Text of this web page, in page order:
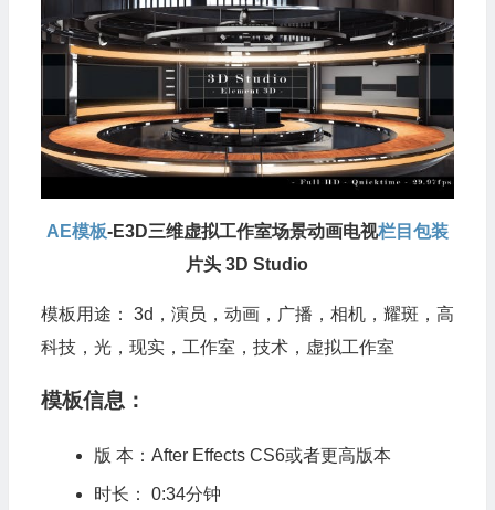
AE模板-E3D三维虚拟工作室场景动画电视栏目包装
片头 3D Studio
模板用途： 3d，演员，动画，广播，相机，耀斑，高
科技，光，现实，工作室，技术，虚拟工作室
模板信息：
版 本：After Effects CS6或者更高版本
时长： 0:34分钟